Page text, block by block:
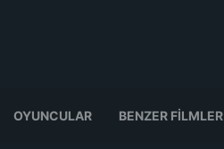
OYUNCULAR BENZER FILMLER